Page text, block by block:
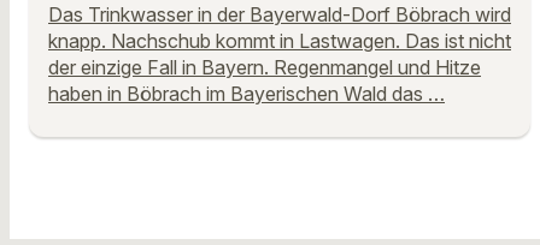
Das Trinkwasser in der Bayerwald-Dorf Böbrach wird
knapp. Nachschub kommt in Lastwagen. Das ist nicht
der einzige Fall in Bayern. Regenmangel und Hitze
haben in Böbrach im Bayerischen Wald das …